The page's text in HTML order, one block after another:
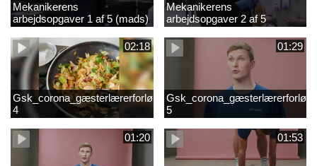
Mekanikerens
arbejdsopgaver 1 af 5 (mads)
Mekanikerens
arbejdsopgaver 2 af 5
(magnus)
02:18
Gsk_corona_gæsterlærerforløb_Axelsen_del
4
01:29
5
01:20 01:53